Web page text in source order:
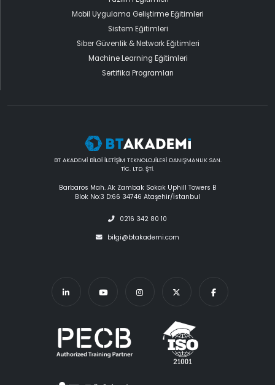
Mobil Uygulama Geliştirme Eğitimleri
Sistem Eğitimleri
Siber Güvenlik & Network Eğitimleri
Machine Learning Eğitimleri
Sertifika Programları
BT AKADEMİ BİLGİ İLETİŞİM TEKNOLOJİLERİ DANIŞMANLIK SAN.
TİC. LTD. ŞTİ.
Barbaros Mah. Ak Zambak Sokak Uphill Towers B
Blok No:3 D:66 34746 Ataşehir/İstanbul
0216 342 80 10
bilgi@btakademi.com